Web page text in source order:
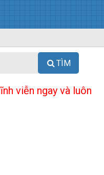
TÌM
viễn ngay và luôn